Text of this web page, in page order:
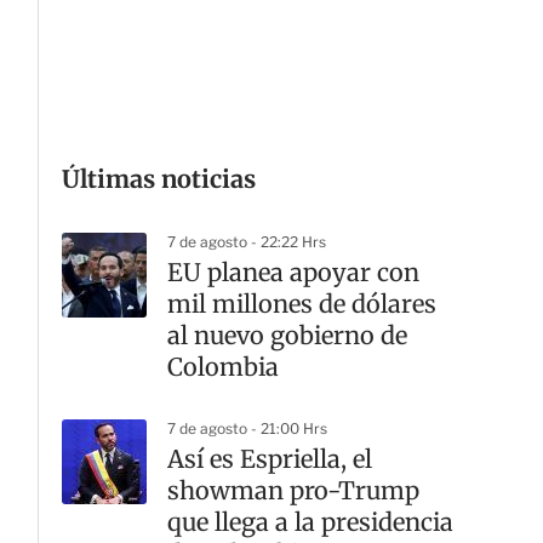
Últimas noticias
7 de agosto - 22:22 Hrs
EU planea apoyar con
mil millones de dólares
al nuevo gobierno de
Colombia
7 de agosto - 21:00 Hrs
Así es Espriella, el
showman pro-Trump
que llega a la presidencia